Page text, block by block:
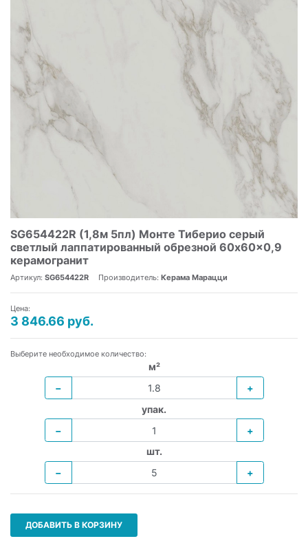
SG654422R (1,8м 5пл) Монте Тиберио серый
светлый лаппатированный обрезной 60x60x0,9
керамогранит
Артикул: SG654422R Производитель: Керама Марацци
Цена:
3 846.66 руб.
Выберите необходимое количество:
м²
−
+
упак.
−
+
шт.
−
+
ДОБАВИТЬ В КОРЗИНУ